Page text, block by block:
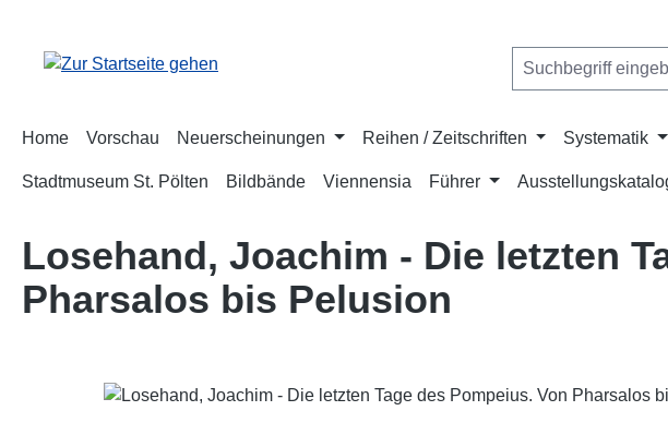
Home Vorschau Neuerscheinungen Reihen / Zeitschriften Systematik
Stadtmuseum St. Pölten Bildbände Viennensia Führer
Losehand, Joachim - Die letzten
Pharsalos bis Pelusion
Bildergalerie überspringen